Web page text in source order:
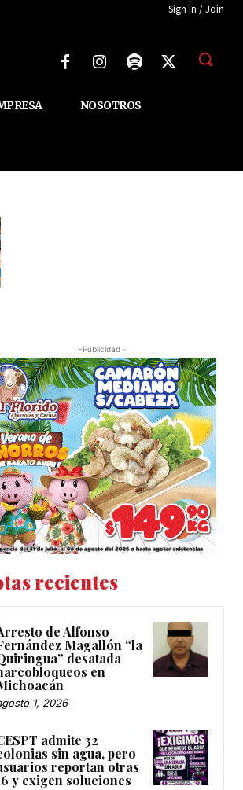
Sign in / Join
NOSOTROS
-Publicidad -
recientes
de Alfonso
Magallón “la
desatada
en
1, 2026
admite 32
sin agua, pero
reportan otras
y exigen soluciones